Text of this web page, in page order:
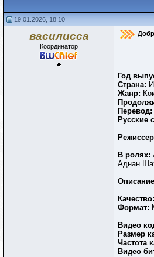
19.01.2026, 18:10
василисса
Координатор
Год
Страна:
Жанр:
Перевод:
Русские
В ролях:
Аднан
Качество:
Формат:
Видео
Размер
Частота
Видео